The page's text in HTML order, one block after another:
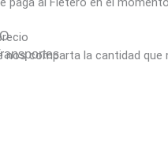
nos comparta la cantidad que